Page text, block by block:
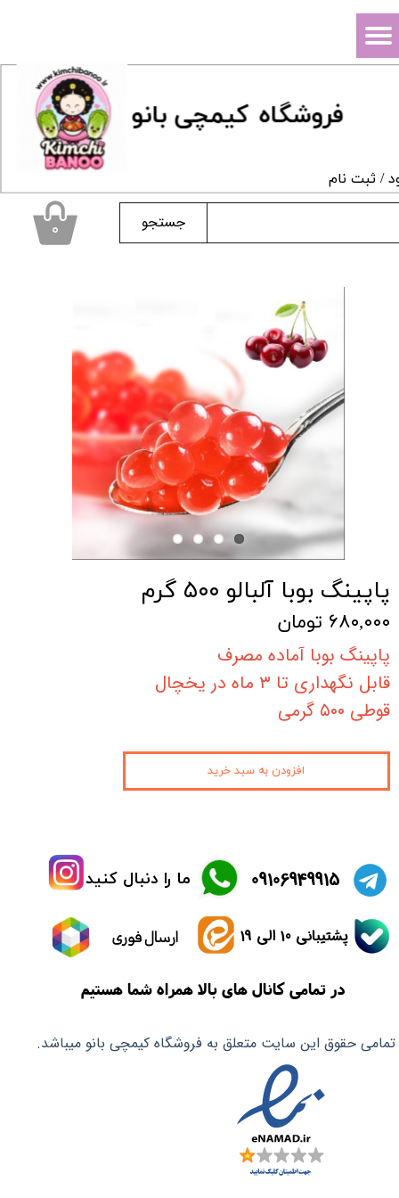
فروشگاه کیمچی بانو
جستجو
/ ثبت نام
حساب کاربری من
سفارشات
۰
پاپینگ بوبا آلبالو ۵۰۰ گرم
۶۸۰,۰۰۰ تومان
پاپینگ بوبا آماده مصرف
قابل نگهداری تا ۳ ماه در یخچال
قوطی ۵۰۰ گرمی
افزودن به سبد خرید
تمامی حقوق این سایت متعلق به فروشگاه کیمچی بانو میباشد.
ما را دنبال کنید ​09106949915
ارسال فوری پشتیبانی 10 الی 19
در تمامی کانال های بالا همراه شما هستیم